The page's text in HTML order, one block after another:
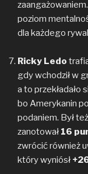
poziom
dla każdego
Ricky Ledo
gdy wchodził w
a to przekładało
bo Amerykanin
podaniem. Był
zanotował 16
zwrócić również
który wyniósł